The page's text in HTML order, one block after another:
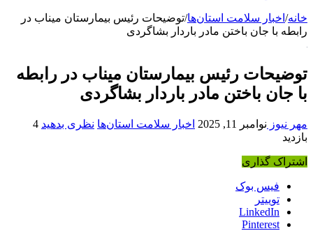
خانه/ اخبار سلامت استان‌ها/توضیحات رئیس بیمارستان میناب در
رابطه با جان باختن مادر باردار بشاگردی
توضیحات رئیس بیمارستان میناب در رابطه
با جان باختن مادر باردار بشاگردی
مهر نیوز نوامبر 11, 2025 اخبار سلامت استان‌ها نظری بدهید 4
بازدید
اشتراک گذاری
فیس بوک
توییتر
LinkedIn
Pinterest